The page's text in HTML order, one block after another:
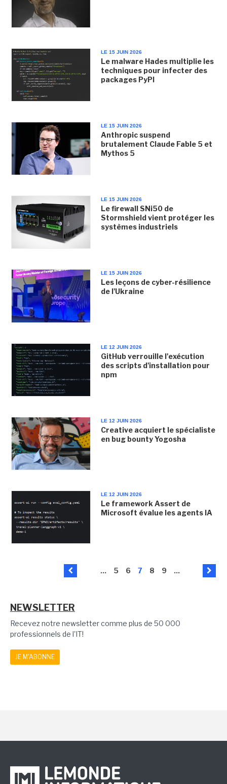
LE 15 JUIN 2026
Le malware Hades multiplie les
techniques pour infecter des
packages PyPI
LE 15 JUIN 2026
Anthropic suspend
brutalement Claude Fable 5 et
Mythos 5
LE 15 JUIN 2026
Le firewall SNi50 de
Stormshield vient protéger les
systèmes industriels
LE 15 JUIN 2026
Les leçons de cyber-résilience
de l'Ukraine
LE 12 JUIN 2026
GitHub verrouille l'exécution
des scripts d'installation pour
npm
LE 12 JUIN 2026
Creative acquiert le spécialiste
en bug bounty Yogosha
LE 12 JUIN 2026
Le framework Assert de
Microsoft évalue les agents IA
... 5 6 7 8 9 ...
NEWSLETTER
Recevez notre newsletter comme plus de 50 000
professionnels de l'IT!
JE M'ABONNE